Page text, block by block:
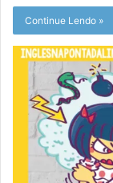
Continue Lendo »